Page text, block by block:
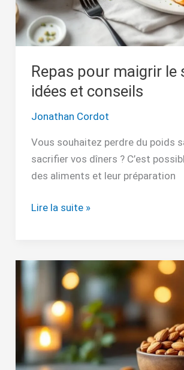
Repas pour maigrir le
idées et conseils
Jonathan Cordot
Vous souhaitez perdre du poids
sacrifier vos dîners ? C’est
des aliments et leur préparation
et
conseils
Lire la suite »
Pourquoi
manger
des
amandes
le
soir